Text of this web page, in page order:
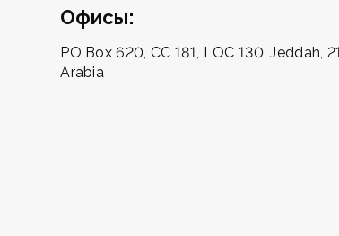
Офисы:
PO Box 620, CC 181, LOC 130, Jeddah,
Arabia